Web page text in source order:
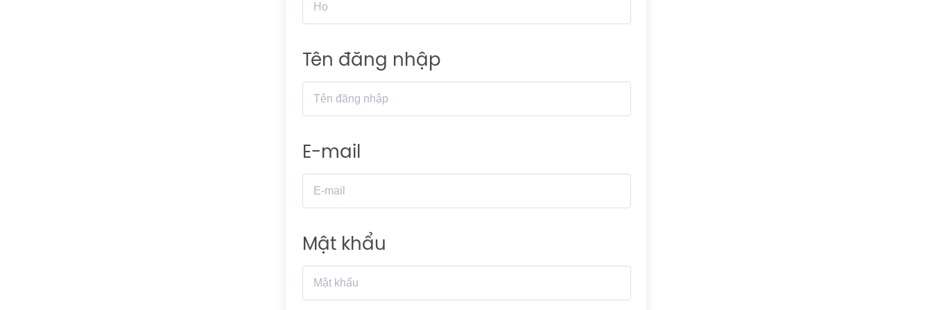
Tên đăng nhập
E-mail
Mật khẩu